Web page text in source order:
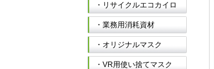
・リサイクルエコカイロ
・業務用消耗資材
・オリジナルマスク
・VR用使い捨てマスク